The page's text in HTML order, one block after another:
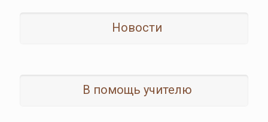
Новости
В помощь учителю